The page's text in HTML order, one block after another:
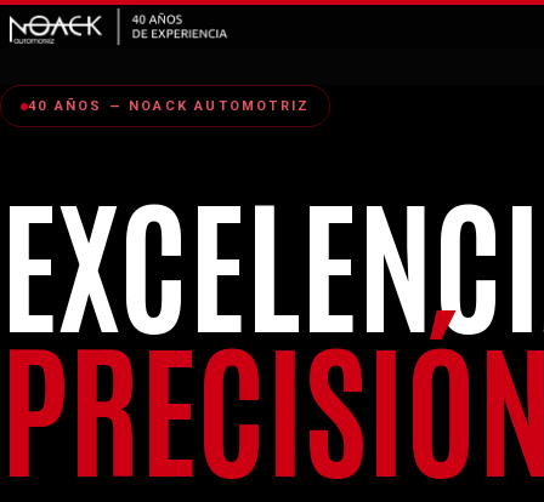
40 AÑOS — NOACK AUTOMOTRIZ
PRECISIÓN